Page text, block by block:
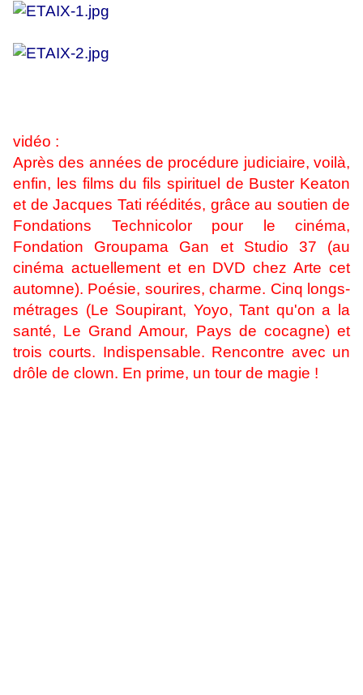
vidéo :
Après des années de procédure judiciaire, voilà,
enfin, les films du fils spirituel de Buster Keaton
et de Jacques Tati réédités, grâce au soutien de
Fondations Technicolor pour le cinéma,
Fondation Groupama Gan et Studio 37 (au
cinéma actuellement et en DVD chez Arte cet
automne). Poésie, sourires, charme. Cinq longs-
métrages (Le Soupirant, Yoyo, Tant qu'on a la
santé, Le Grand Amour, Pays de cocagne) et
trois courts. Indispensable. Rencontre avec un
drôle de clown. En prime, un tour de magie !